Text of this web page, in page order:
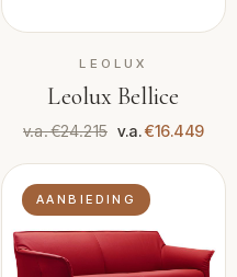
LEOLUX
Leolux Bellice
v.a. €24.215 v.a.€16.449
AANBIEDING